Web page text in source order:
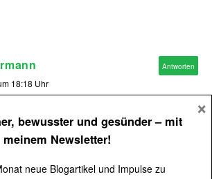
18:18 Uhr
Antworten
bewusster und gesünder– mit
meinem Newsletter!
neue Blogartikel und Impulse zu
×